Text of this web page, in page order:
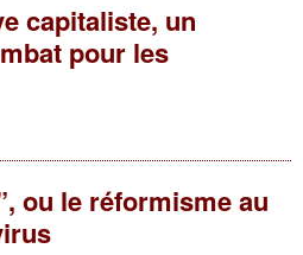
capitaliste, un
pour les
ou le réformisme au